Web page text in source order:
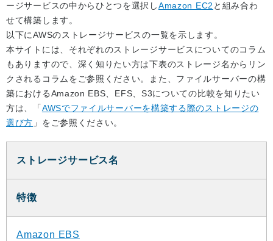
ージサービスの中からひとつを選択しAmazon EC2 と組み合わ
せて構築します。
以下にAWSのストレージサービスの一覧を示します。
本サイトには、それぞれのストレージサービスについてのコラム
もありますので、深く知りたい方は下表のストレージ名からリン
クされるコラムをご参照ください。また、ファイルサーバーの構
築におけるAmazon EBS、EFS、S3についての比較を知りたい
方は、「AWSでファイルサーバーを構築する際のストレージの
選び方 」をご参照ください。
ストレージサービス名
特徴
Amazon EBS